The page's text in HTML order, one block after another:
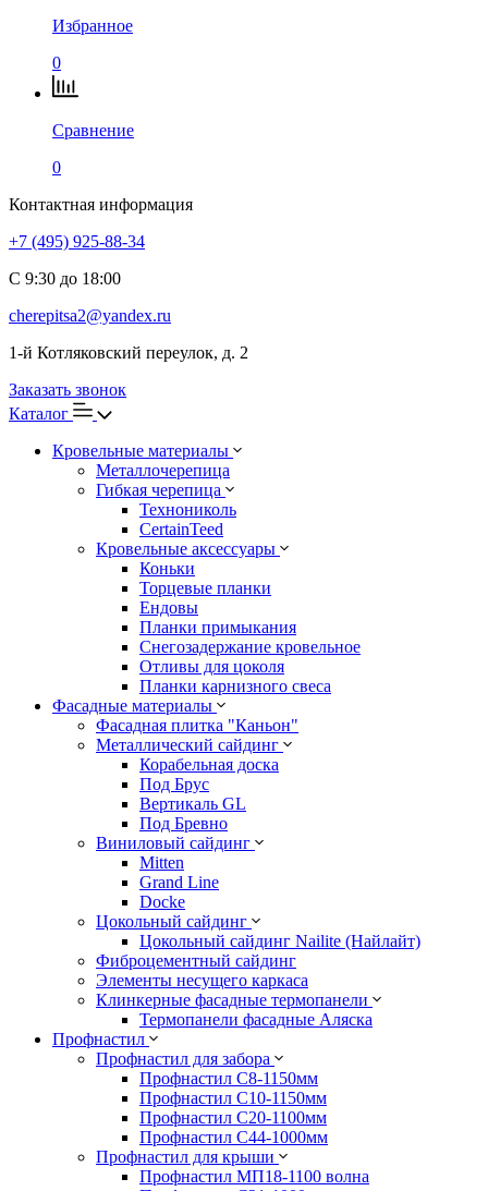
Избранное
0
Сравнение
0
Контактная информация
+7 (495) 925-88-34
С 9:30 до 18:00
cherepitsa2@yandex.ru
1-й Котляковский переулок, д. 2
Заказать звонок
Каталог
Кровельные материалы
Металлочерепица
Гибкая черепица
Технониколь
CertainTeed
Кровельные аксессуары
Коньки
Торцевые планки
Ендовы
Планки примыкания
Снегозадержание кровельное
Отливы для цоколя
Планки карнизного свеса
Фасадные материалы
Фасадная плитка "Каньон"
Металлический сайдинг
Корабельная доска
Под Брус
Вертикаль GL
Под Бревно
Виниловый сайдинг
Mitten
Grand Line
Docke
Цокольный сайдинг
Цокольный сайдинг Nailite (Найлайт)
Фиброцементный сайдинг
Элементы несущего каркаса
Клинкерные фасадные термопанели
Термопанели фасадные Аляска
Профнастил
Профнастил для забора
Профнастил С8-1150мм
Профнастил С10-1150мм
Профнастил С20-1100мм
Профнастил С44-1000мм
Профнастил для крыши
Профнастил МП18-1100 волна